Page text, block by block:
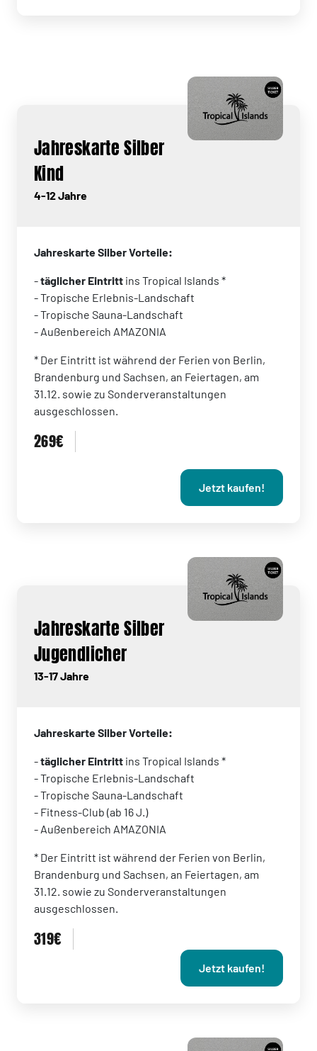
Jahreskarte Silber
Kind
4-12 Jahre
Jahreskarte Silber Vorteile:
-täglicher Eintritt ins Tropical Islands *
- Tropische Erlebnis-Landschaft
- Tropische Sauna-Landschaft
- Außenbereich AMAZONIA
* Der Eintritt ist während der Ferien von Berlin,
Brandenburg und Sachsen, an Feiertagen, am
31.12. sowie zu Sonderveranstaltungen
ausgeschlossen.
269€
Jetzt kaufen!
Jahreskarte Silber
Jugendlicher
13-17 Jahre
Jahreskarte Silber Vorteile:
-täglicher Eintritt ins Tropical Islands *
- Tropische Erlebnis-Landschaft
- Tropische Sauna-Landschaft
- Fitness-Club (ab 16 J.)
- Außenbereich AMAZONIA
* Der Eintritt ist während der Ferien von Berlin,
Brandenburg und Sachsen, an Feiertagen, am
31.12. sowie zu Sonderveranstaltungen
ausgeschlossen.
319€
Jetzt kaufen!